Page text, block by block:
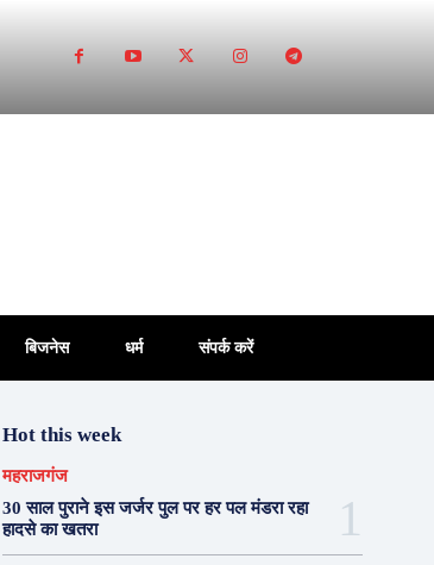
बिजनेस धर्म संपर्क करें
Hot this week
महराजगंज
30 साल पुराने इस जर्जर पुल पर हर पल मंडरा रहा
हादसे का खतरा